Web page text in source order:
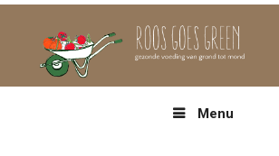
Menu